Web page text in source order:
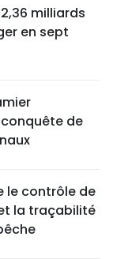
milliards
en sept
de
le contrôle de
la traçabilité